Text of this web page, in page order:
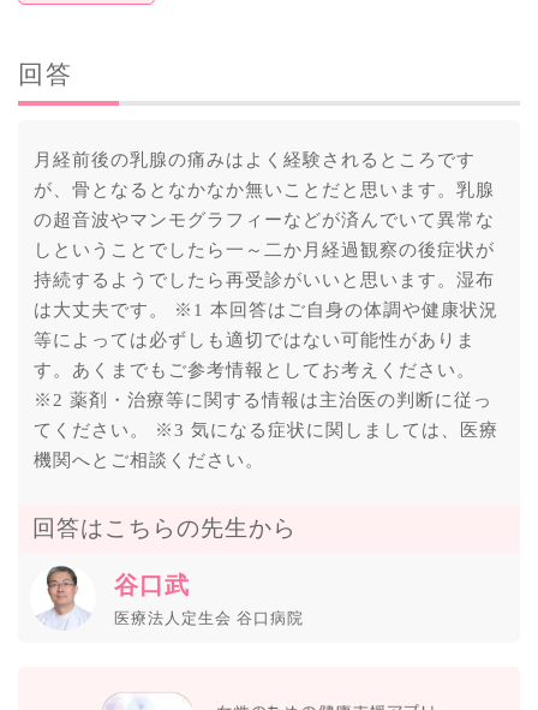
回答
月経前後の乳腺の痛みはよく経験されるところです
が、骨となるとなかなか無いことだと思います。乳腺
の超音波やマンモグラフィーなどが済んでいて異常な
しということでしたら一～二か月経過観察の後症状が
持続するようでしたら再受診がいいと思います。湿布
は大丈夫です。 ※1 本回答はご自身の体調や健康状況
等によっては必ずしも適切ではない可能性がありま
す。あくまでもご参考情報としてお考えください。
※2 薬剤・治療等に関する情報は主治医の判断に従っ
てください。 ※3 気になる症状に関しましては、医療
機関へとご相談ください。
回答はこちらの先生から
谷口武
医療法人定生会 谷口病院